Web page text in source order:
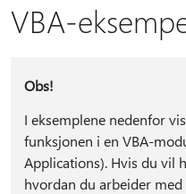
VBA-
Obs!
I eksemplene nedenfor
funksjonen i en VBA-
Applications). Hvis du vil
hvordan du arbeider med